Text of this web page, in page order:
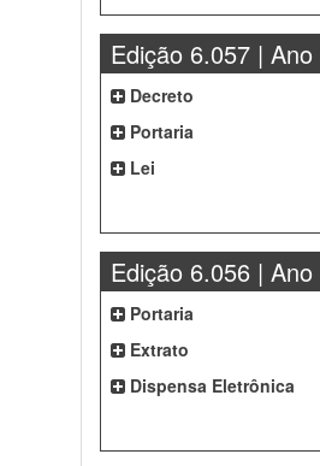
Edição 6.057 | Ano
Decreto
Portaria
Lei
Edição 6.056 | Ano
Portaria
Extrato
Dispensa Eletrônica